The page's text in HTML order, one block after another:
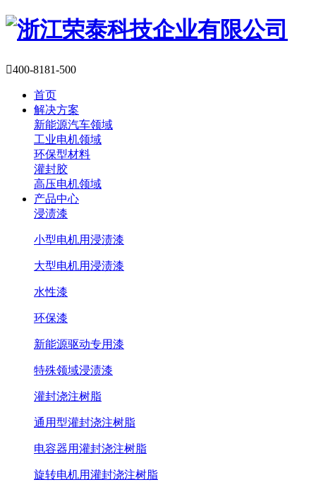
400-8181-500
首页
解决方案
新能源汽车领域
工业电机领域
环保型材料
灌封胶
高压电机领域
产品中心
浸渍漆
小型电机用浸渍漆
大型电机用浸渍漆
水性漆
环保漆
新能源驱动专用漆
特殊领域浸渍漆
灌封浇注树脂
通用型灌封浇注树脂
电容器用灌封浇注树脂
旋转电机用灌封浇注树脂